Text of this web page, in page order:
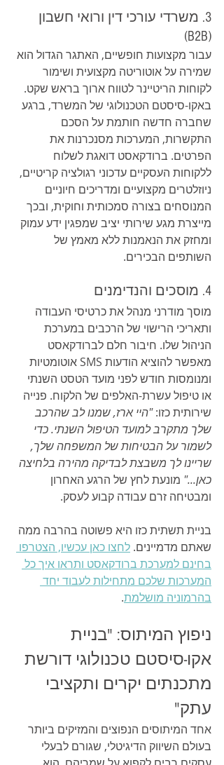
3. משרדי עורכי דין ורואי חשבון
(B2B)
עבור מקצועות חופשיים, האתגר הגדול הוא
שמירה על אוטוריטה מקצועית ושימור
לקוחות הריטיינר לטווח ארוך בראש שקט.
באקו-סיסטם הטכנולוגי של המשרד, ברגע
שחברה חדשה חותמת על הסכם
התקשרות, המערכות מסנכרנות את
הפרטים. ברודקאסט דואגת לשלוח
ללקוחות העסקיים עדכוני רגולציה קריטיים,
ניוזלטרים מקצועיים ומדריכים חיוניים
המנוסחים בצורה סמכותית וחוקית, ובכך
מייצרת מגע שירותי יציב שמפגין ידע עמוק
ומחזק את הנאמנות ללא מאמץ של
השותפים הבכירים.
4. מוסכים והנדימנים
מוסך מודרני מנהל את כרטיסי העבודה
ותאריכי הרישוי של הרכבים במערכת
הניהול שלו. חיבור חלם לברודקאסט
מאפשר להוציא הודעות SMS אוטומטיות
ומנומסות חודש לפני מועד הטסט השנתי
או טיפול עשרת-האלפים של הלקוח. פנייה
שירותית כזו: "היי ארז, שמנו לב שהרכב
שלך מתקרב למועד הטיפול השנתי. כדי
לשמור על הבטיחות של המשפחה שלך,
שריינו לך משבצת לבדיקה מהירה בלחיצה
כאן..." מונעת לחץ של הרגע האחרון
ומבטיחה זרם עבודה קבוע לעסק.
בניית תשתית כזו היא פשוטה בהרבה ממה
שאתם מדמיינים. לחצו כאן עכשיו, הצטרפו
בחינם למערכת ברודקאסט ותראו איך כל
המערכות שלכם מתחילות לעבוד יחד
בהרמוניה מושלמת.
ניפוץ המיתוס: "בניית
אקו-סיסטם טכנולוגי דורשת
מתכנתים יקרים ותקציבי
עתק"
אחד המיתוסים הנפוצים והמזיקים ביותר
בעולם השיווק הדיגיטלי, שגורם לבעלי